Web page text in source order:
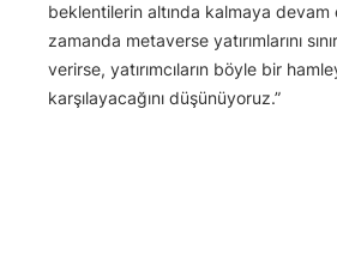
beklentilerin altında kalmaya devam
zamanda metaverse yatırımlarını
verirse, yatırımcıların böyle bir
karşılayacağını düşünüyoruz.”